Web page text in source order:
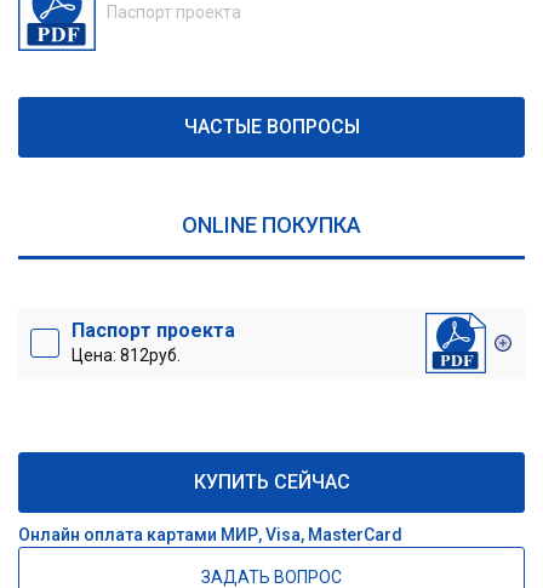
Паспорт проекта
ЧАСТЫЕ ВОПРОСЫ
ONLINE ПОКУПКА
Паспорт проекта
Цена: 812руб.
КУПИТЬ СЕЙЧАС
Онлайн оплата картами МИР, Visa, MasterCard
ЗАДАТЬ ВОПРОС